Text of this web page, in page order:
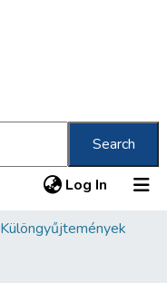
Search
Log In (current)
Különgyűjtemények